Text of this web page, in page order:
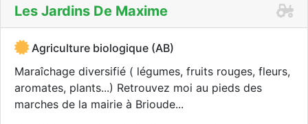
Les Jardins De Maxime
Agriculture biologique (AB)
Maraîchage diversifié ( légumes, fruits rouges, fleurs,
aromates, plants...) Retrouvez moi au pieds des
marches de la mairie à Brioude...